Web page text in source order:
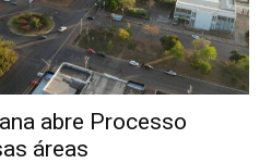
abre Processo
áreas